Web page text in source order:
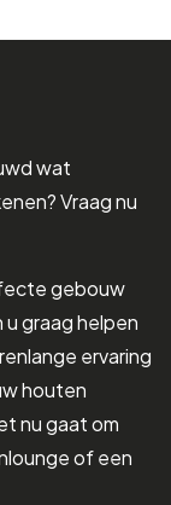
wat
Vraag nu
gebouw
u graag helpen
ervaring
houten
nu gaat om
of een